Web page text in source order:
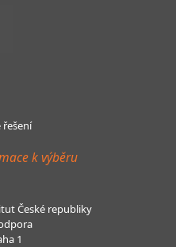
řešení
k výběru
České republiky
1